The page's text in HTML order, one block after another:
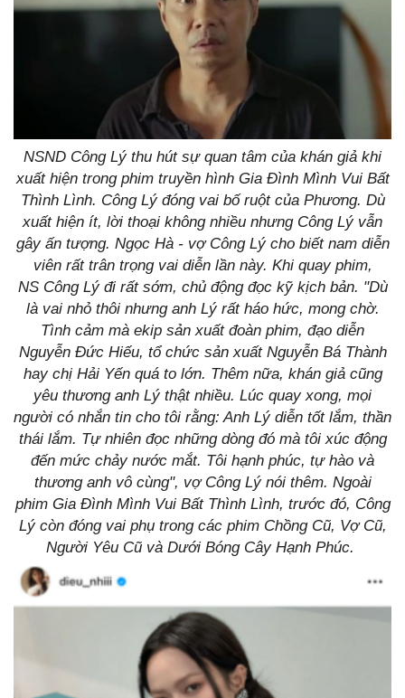
NSND Công Lý thu hút sự quan tâm của khán giả khi
xuất hiện trong phim truyền hình Gia Đình Mình Vui Bất
Thình Lình. Công Lý đóng vai bố ruột của Phương. Dù
xuất hiện ít, lời thoại không nhiều nhưng Công Lý vẫn
gây ấn tượng. Ngọc Hà - vợ Công Lý cho biết nam diễn
viên rất trân trọng vai diễn lần này. Khi quay phim,
NS Công Lý đi rất sớm, chủ động đọc kỹ kịch bản. "Dù
là vai nhỏ thôi nhưng anh Lý rất háo hức, mong chờ.
Tình cảm mà ekip sản xuất đoàn phim, đạo diễn
Nguyễn Đức Hiếu, tổ chức sản xuất Nguyễn Bá Thành
hay chị Hải Yến quá to lớn. Thêm nữa, khán giả cũng
yêu thương anh Lý thật nhiều. Lúc quay xong, mọi
người có nhắn tin cho tôi rằng: Anh Lý diễn tốt lắm, thần
thái lắm. Tự nhiên đọc những dòng đó mà tôi xúc động
đến mức chảy nước mắt. Tôi hạnh phúc, tự hào và
thương anh vô cùng", vợ Công Lý nói thêm. Ngoài
phim Gia Đình Mình Vui Bất Thình Lình, trước đó, Công
Lý còn đóng vai phụ trong các phim Chồng Cũ, Vợ Cũ,
Người Yêu Cũ và Dưới Bóng Cây Hạnh Phúc.